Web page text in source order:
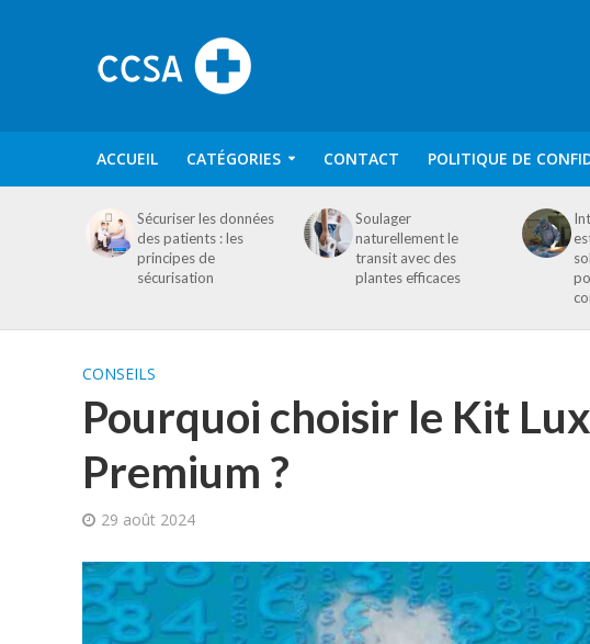
ACCUEIL CATÉGORIES CONTACT POLITIQUE DE
Sécuriser les données
des patients : les
principes de
sécurisation
Soulager
naturellement le
transit avec des
plantes efficaces
CONSEILS
Pourquoi choisir le Kit
Premium ?
29 août 2024